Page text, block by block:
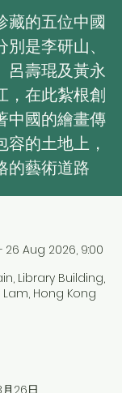
藏的五位中國
是李研山、
呂壽琨及黃永
，在此紮根創
中國的繪畫傳
的土地上，
的藝術道路
26 Aug 2026, 9:00
Library Building,
Lam, Hong Kong
26日